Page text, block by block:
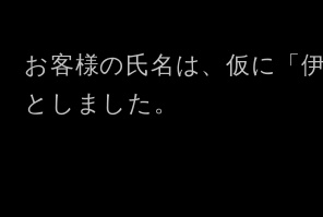
お客様の氏名は、仮に「伊
としました。